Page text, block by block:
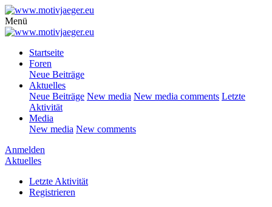
Menü
Startseite
Foren
Neue Beiträge
Aktuelles
Neue Beiträge New media New media comments Letzte
Aktivität
Media
New media New comments
Anmelden
Aktuelles
Letzte Aktivität
Registrieren